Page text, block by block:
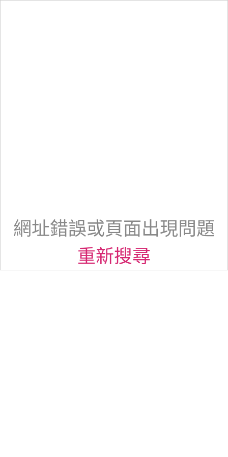
網址錯誤或頁面出現問題
重新搜尋